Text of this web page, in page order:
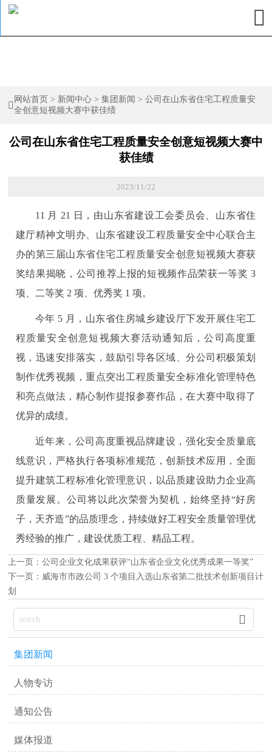


网站首页 > 新闻中心 > 集团新闻 > 公司在山东省住宅工程质量安
全创意短视频大赛中获佳绩
公司在山东省住宅工程质量安全创意短视频大赛中
获佳绩
2023/11/22
11 月 21 日，由山东省建设工会委员会、山东省住
建厅精神文明办、山东省建设工程质量安全中心联合主
办的第三届山东省住宅工程质量安全创意短视频大赛获
奖结果揭晓，公司推荐上报的短视频作品荣获一等奖 3
项、二等奖 2 项、优秀奖 1 项。
今年 5 月，山东省住房城乡建设厅下发开展住宅工
程质量安全创意短视频大赛活动通知后，公司高度重
视，迅速安排落实，鼓励引导各区域、分公司积极策划
制作优秀视频，重点突出工程质量安全标准化管理特色
和亮点做法，精心制作提报参赛作品，在大赛中取得了
优异的成绩。
近年来，公司高度重视品牌建设，强化安全质量底
线意识，严格执行各项标准规范，创新技术应用，全面
提升建筑工程标准化管理意识，以品质建设助力企业高
质量发展。公司将以此次荣誉为契机，始终坚持“好房
子，天齐造”的品质理念，持续做好工程安全质量管理优
秀经验的推广，建设优质工程、精品工程。
上一页：公司企业文化成果获评“山东省企业文化优秀成果一等奖”
下一页： 威海市市政公司 3 个项目入选山东省第二批技术创新项目计
划

集团新闻
人物专访
通知公告
媒体报道